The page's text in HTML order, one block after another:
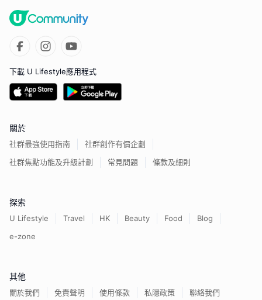
下載 U Lifestyle應用程式
關於
社群最強使用指南
社群創作有價企劃
社群焦點功能及升級計劃
常見問題 條款及細則
探索
U Lifestyle Travel HK Beauty Food
Blog
e-zone
其他
關於我們 免責聲明 使用條款 私隱政策 聯絡我們